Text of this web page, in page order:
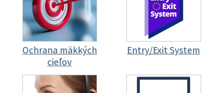
Ochrana mäkkých
cieľov
Entry/Exit System